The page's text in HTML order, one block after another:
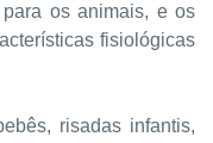
os animais, e os
fisiológicas
risadas infantis,